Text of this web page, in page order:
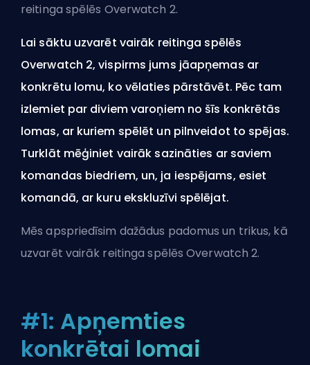
reitinga spēlēs Overwatch 2.
Lai sāktu uzvarēt vairāk reitinga spēlēs
Overwatch 2, vispirms jums jāapņemas ar
konkrētu lomu, ko vēlaties pārstāvēt. Pēc tam
izlemiet par diviem varoņiem no šīs konkrētās
lomas, ar kuriem spēlēt un pilnveidot to spējas.
Turklāt mēģiniet vairāk sazināties ar saviem
komandas biedriem, un, ja iespējams, esiet
komandā, ar kuru ekskluzīvi spēlējat.
Mēs apspriedīsim dažādus padomus un trikus, kā
uzvarēt vairāk reitinga spēlēs Overwatch 2.
#1: Apņemties
konkrētai lomai